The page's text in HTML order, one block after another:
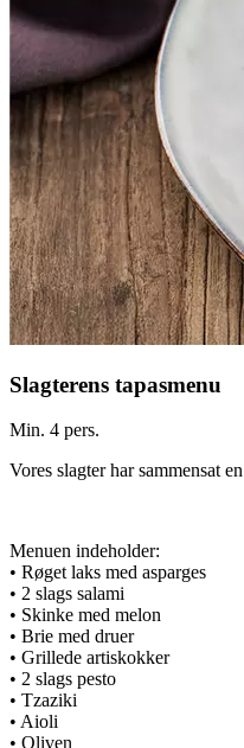
Slagterens tapasmenu
Min. 4 pers.
Vores slagter har sammensat
Menuen indeholder:
• Røget laks med asparges
• 2 slags salami
• Skinke med melon
• Brie med druer
• Grillede artiskokker
• 2 slags pesto
• Tzaziki
• Aioli
• Oliven